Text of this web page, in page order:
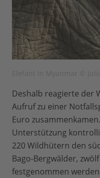
Deshalb reagierte der
Aufruf zu einer
Euro
Unterstützung
220 Wildhütern den
Bago-Bergwälder,
festgenommen